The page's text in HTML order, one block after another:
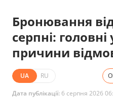
Бронювання від
серпні:
причини
UA RU
Дата публікації: 6 серпня 2026